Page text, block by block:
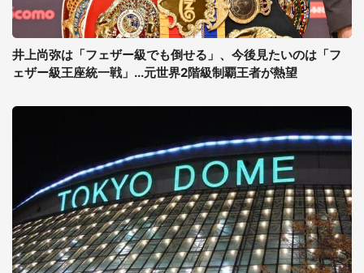
井上尚弥は「フェザー級でも倒せる」、今後見たいのは「フ
ェザー級王座統一戦」...元世界2階級制覇王者が熱望